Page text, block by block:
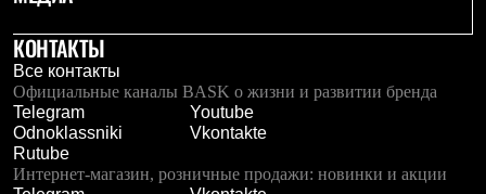
КОНТАКТЫ
Все контакты
Официальные каналы BASK о жизни и развитии бренда
Telegram
Youtube
Odnoklassniki
Vkontakte
Rutube
Интернет-магазин, розничные продажи: новинки и акции